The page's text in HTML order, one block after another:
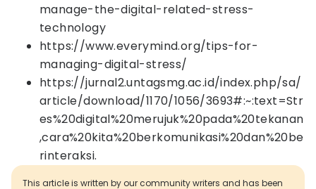
manage-the-digital-related-stress-
technology
https://www.everymind.org/tips-for-
managing-digital-stress/
https://jurnal2.untagsmg.ac.id/index.php/sa/
article/download/1170/1056/3693#:~:text=Str
es%20digital%20merujuk%20pada%20tekanan
,cara%20kita%20berkomunikasi%20dan%20be
rinteraksi.
This article is written by our community writers and has been